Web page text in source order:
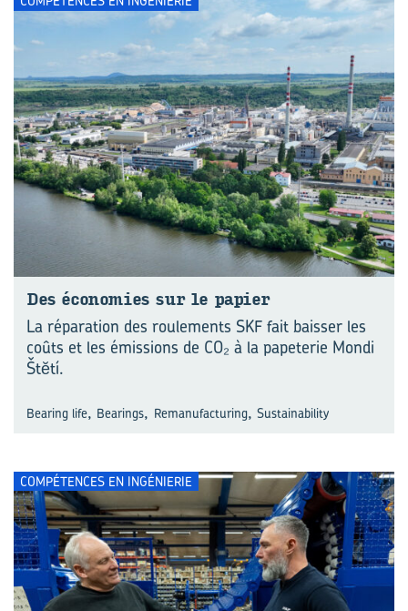
Des éco­no­mies sur le pa­pier
La réparation des roulements SKF fait baisser les
coûts et les émissions de CO₂ à la papeterie Mondi
Štĕtí.
Bearing life, Bearings, Remanufacturing, Sustainability
COMPÉTENCES EN INGÉNIERIE